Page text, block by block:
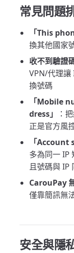
常見問題
「This
換其他國家
收不到驗證
VPN/代理
換號碼
「Mobile
dress」
：
正是官方風
「Account
多為同一 IP
且號碼與 IP
CarouPay
僅靠簡訊無
安全與隱